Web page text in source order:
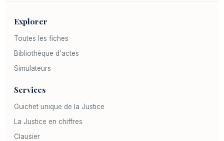
Explorer
Toutes les fiches
Bibliothèque d'actes
Simulateurs
Services
Guichet unique de la Justice
La Justice en chiffres
Clausier